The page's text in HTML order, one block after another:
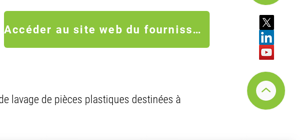
Accéder au site web du fournisseur
lavage de pièces plastiques destinées à